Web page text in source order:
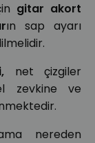
gitar akort
ın sap ayarı
net çizgiler
zevkine ve
nereden